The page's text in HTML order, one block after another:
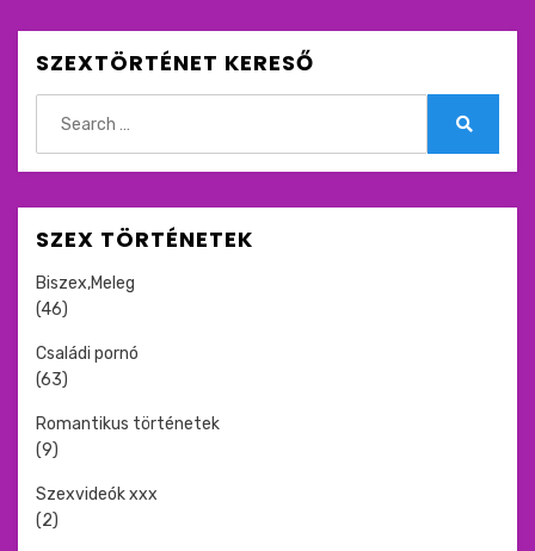
SZEXTÖRTÉNET KERESŐ
for:
SZEX TÖRTÉNETEK
Biszex,Meleg
(46)
Családi pornó
(63)
Romantikus történetek
(9)
Szexvideók xxx
(2)